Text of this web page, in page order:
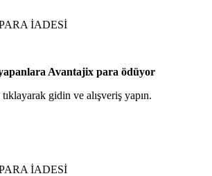
İADESİ
Avantajix para ödüyor
gidin ve alışveriş yapın.
İADESİ